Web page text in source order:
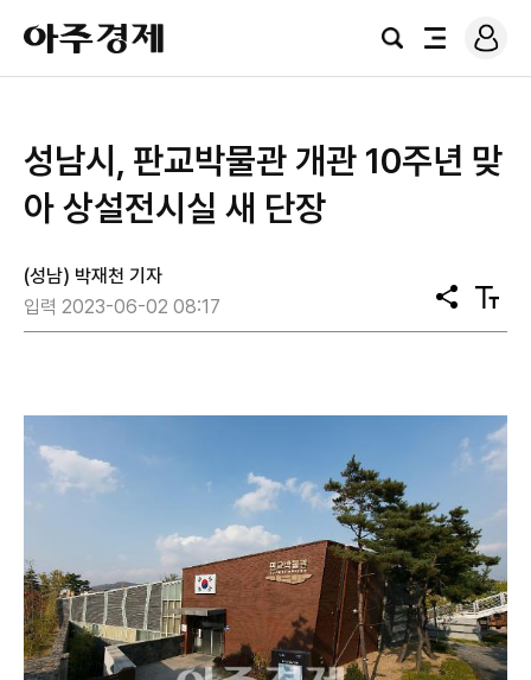
아
주
경
검
전
로
그
성남시, 판교박물관 개관 10주년 맞
아 상설전시실 새 단장
(성남) 박재천 기자
입력 2023-06-02 08:17
공
유
텍
스